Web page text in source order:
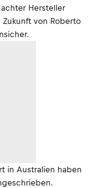
Hersteller
von Roberto
in Australien haben